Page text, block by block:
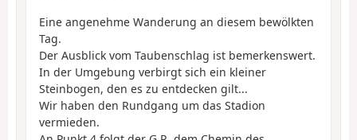
Eine angenehme Wanderung an diesem bewölkten
Tag.
Der Ausblick vom Taubenschlag ist bemerkenswert.
In der Umgebung verbirgt sich ein kleiner
Steinbogen, den es zu entdecken gilt...
Wir haben den Rundgang um das Stadion
vermieden.